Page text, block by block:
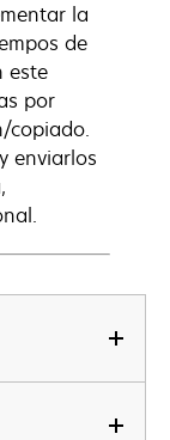
la
de
este
por
copiado.
enviarlos